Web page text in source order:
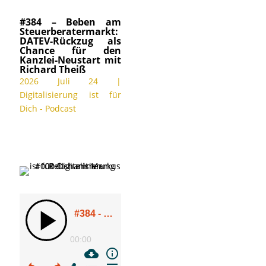
#384 – Beben am
Steuerberatermarkt:
DATEV-Rückzug als
Chance für den
Kanzlei-Neustart mit
Richard Theiß
2026 Juli 24|
Digitalisierung ist für
Dich - Podcast